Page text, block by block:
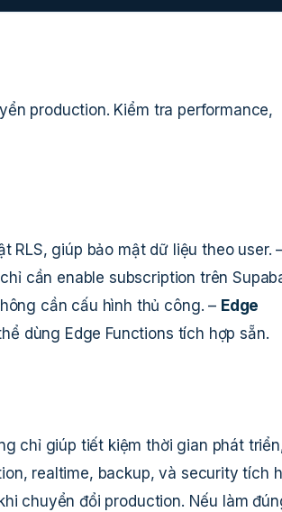
production. Kiểm tra performance,
RLS, giúp bảo mật dữ liệu theo user.
cần enable subscription trên
cần cấu hình thủ công. – Edge
dùng Edge Functions tích hợp sẵn.
chỉ giúp tiết kiệm thời gian phát
realtime, backup, và security tích
chuyển đổi production. Nếu làm